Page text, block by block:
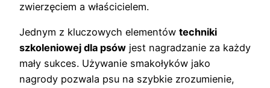
zwierzęciem a właścicielem.
Jednym z kluczowych elementów techniki
szkoleniowej dla psów jest nagradzanie za każdy
mały sukces. Używanie smakołyków jako
nagrody pozwala psu na szybkie zrozumienie,